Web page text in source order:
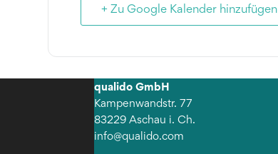
+ Zu Google Kalender hinzufügen
qualido GmbH
Kampenwandstr. 77
83229 Aschau i. Ch.
info@qualido.com